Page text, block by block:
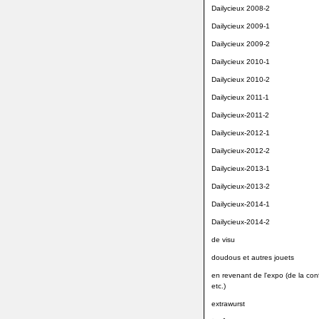
Dailycieux 2008-2
Dailycieux 2009-1
Dailycieux 2009-2
Dailycieux 2010-1
Dailycieux 2010-2
Dailycieux 2011-1
Dailycieux-2011-2
Dailycieux-2012-1
Dailycieux-2012-2
Dailycieux-2013-1
Dailycieux-2013-2
Dailycieux-2014-1
Dailycieux-2014-2
de visu
doudous et autres jouets
en revenant de l'expo (de la
etc.)
extrawurst